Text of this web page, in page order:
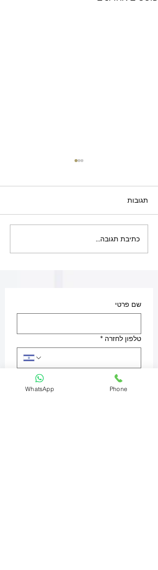
מחסומי חנייה ברעננה
תגובות
כתיבת תגובה...
שם פרטי
טלפון לחזרה *
מה תרצו לבצע? אפשר לכתוב בקצרה
WhatsApp Phone